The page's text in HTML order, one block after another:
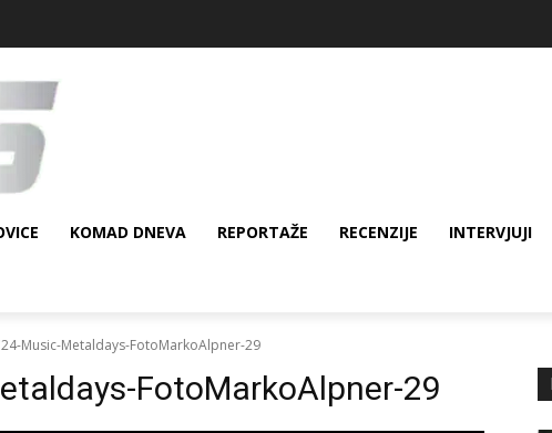
KOMAD DNEVA REPORTAŽE RECENZIJE INTERVJUJI
Music-Metaldays-FotoMarkoAlpner-29
FotoMarkoAlpner-29